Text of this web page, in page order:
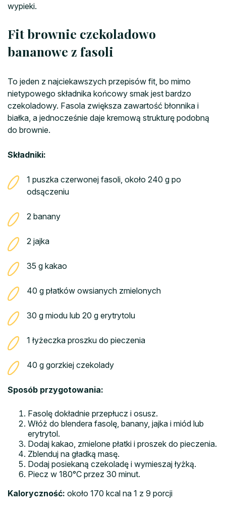
wypieki.
Fit brownie czekoladowo
bananowe z fasoli
To jeden z najciekawszych przepisów fit, bo mimo
nietypowego składnika końcowy smak jest bardzo
czekoladowy. Fasola zwiększa zawartość błonnika i
białka, a jednocześnie daje kremową strukturę podobną
do brownie.
Składniki:
1 puszka czerwonej fasoli, około 240 g po
odsączeniu
2 banany
2 jajka
35 g kakao
40 g płatków owsianych zmielonych
30 g miodu lub 20 g erytrytolu
1 łyżeczka proszku do pieczenia
40 g gorzkiej czekolady
Sposób przygotowania:
Fasolę dokładnie przepłucz i osusz.
Włóż do blendera fasolę, banany, jajka i miód lub
erytrytol.
Dodaj kakao, zmielone płatki i proszek do pieczenia.
Zblenduj na gładką masę.
Dodaj posiekaną czekoladę i wymieszaj łyżką.
Piecz w 180°C przez 30 minut.
Kaloryczność: około 170 kcal na 1 z 9 porcji